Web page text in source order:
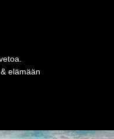
elämään